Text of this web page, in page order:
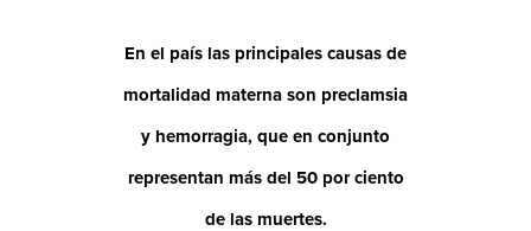
En el país las principales causas de
mortalidad materna son preclamsia
y hemorragia, que en conjunto
representan más del 50 por ciento
de las muertes.